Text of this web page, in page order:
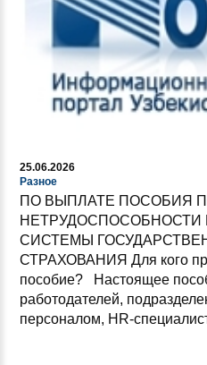
25.06.2026
Разное
ПО ВЫПЛАТЕ ПОСОБИЯ
НЕТРУДОСПОСОБНОСТИ
СИСТЕМЫ
СТРАХОВАНИЯ Для кого
пособие? Настоящее
работодателей,
персоналом, HR-